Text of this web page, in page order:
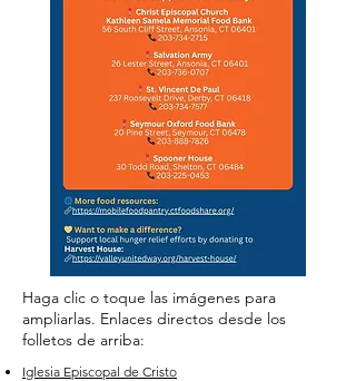
Haga clic o toque las imágenes para
ampliarlas. Enlaces directos desde los
folletos de arriba:
Iglesia Episcopal de Cristo